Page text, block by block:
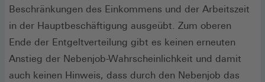
Beschränkungen des Einkommens und der Arbeitszeit
in der Hauptbeschäftigung ausgeübt. Zum oberen
Ende der Entgeltverteilung gibt es keinen erneuten
Anstieg der Nebenjob-Wahrscheinlichkeit und damit
auch keinen Hinweis, dass durch den Nebenjob das